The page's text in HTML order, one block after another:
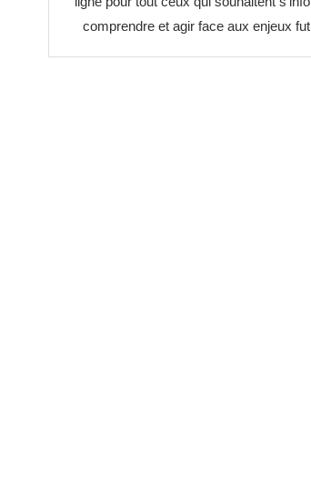
comprendre et agir face aux enjeux